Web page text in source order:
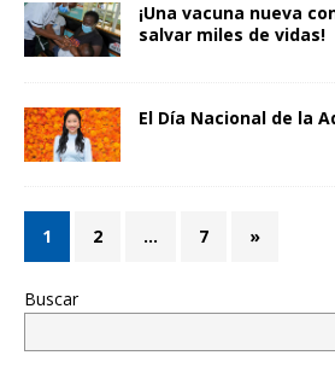
¡Una vacuna nueva
salvar miles de vidas!
El Día Nacional de la
1 2 … 7 »
Buscar